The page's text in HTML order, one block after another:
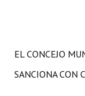
EL CONCEJO
SANCIONA CON